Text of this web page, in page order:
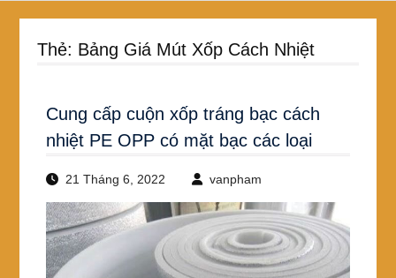
Thẻ: Bảng Giá Mút Xốp Cách Nhiệt
Cung cấp cuộn xốp tráng bạc cách
nhiệt PE OPP có mặt bạc các loại
21 Tháng 6, 2022 vanpham